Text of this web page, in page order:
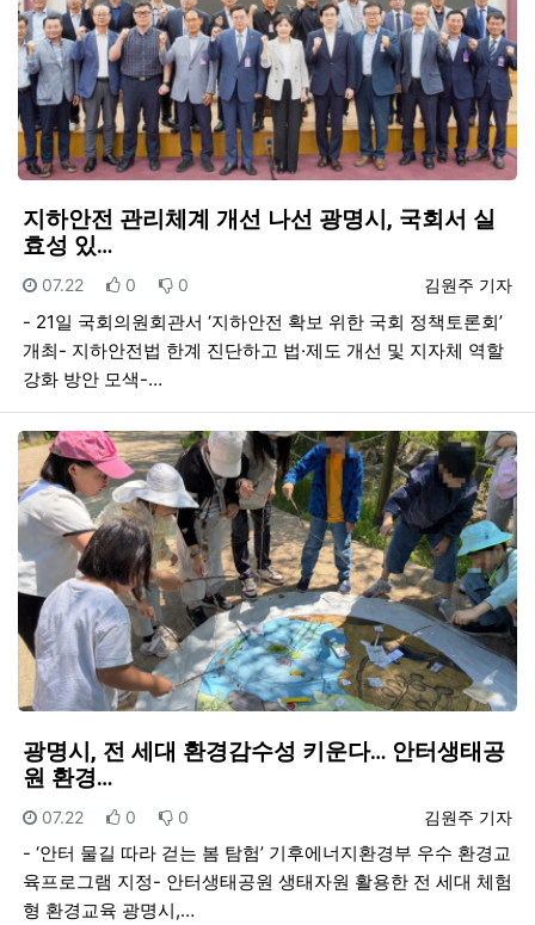
지하안전 관리체계 개선 나선 광명시, 국회서 실
효성 있…
등록자
김원주 기자
등록일
07.22 추천
0 비추천
0
- 21일 국회의원회관서 ‘지하안전 확보 위한 국회 정책토론회’
개최- 지하안전법 한계 진단하고 법·제도 개선 및 지자체 역할
강화 방안 모색-…
광명시, 전 세대 환경감수성 키운다… 안터생태공
원 환경…
등록자
김원주 기자
등록일
07.22 추천
0 비추천
0
- ‘안터 물길 따라 걷는 봄 탐험’ 기후에너지환경부 우수 환경교
육프로그램 지정- 안터생태공원 생태자원 활용한 전 세대 체험
형 환경교육 광명시,…